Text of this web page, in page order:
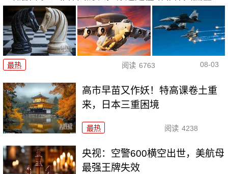
最热 阅读 6763 08-03
高市早苗又作妖！特高课卷土重
来，日本三重困境
最热 阅读 4238
央视：空警600横空出世，美航母
最强王牌失效